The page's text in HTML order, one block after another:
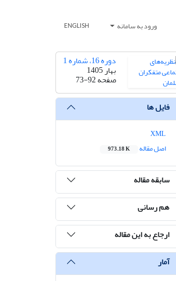
ورود به سامانه ENGLISH
دوره 16، شماره 1
بهار 1405
صفحه73-92
فایل ها
اصل مقاله
973.18 K
سابقه مقاله
هم رسانی
ارجاع به این مقاله
آمار